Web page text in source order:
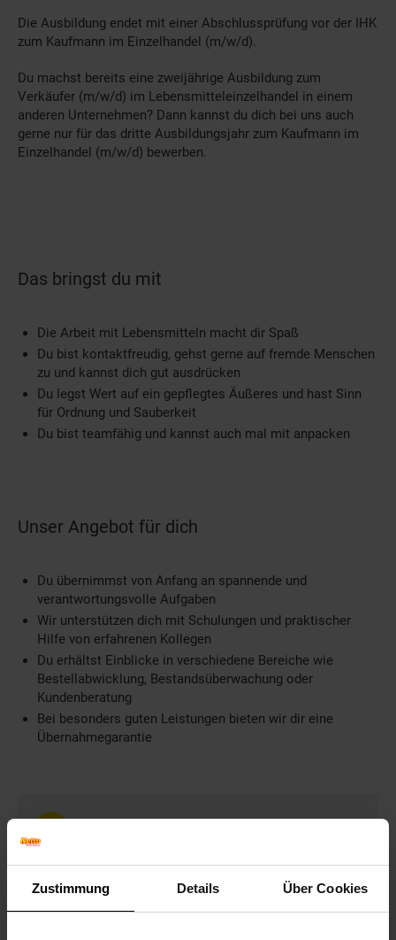
Zustimmung Details Über Cookies
Die Ausbildung endet mit einer Abschlussprüfung vor der IHK
zum Kaufmann im Einzelhandel (m/w/d).
Du machst bereits eine zweijährige Ausbildung zum
Verkäufer (m/w/d) im Lebensmitteleinzelhandel in einem
anderen Unternehmen? Dann kannst du dich bei uns auch
gerne nur für das dritte Ausbildungsjahr zum Kaufmann im
Einzelhandel (m/w/d) bewerben.
Das bringst du mit
Die Arbeit mit Lebensmitteln macht dir Spaß
Du bist kontaktfreudig, gehst gerne auf fremde Menschen
zu und kannst dich gut ausdrücken
Du legst Wert auf ein gepflegtes Äußeres und hast Sinn
für Ordnung und Sauberkeit
Du bist teamfähig und kannst auch mal mit anpacken
Unser Angebot für dich
Du übernimmst von Anfang an spannende und
verantwortungsvolle Aufgaben
Wir unterstützen dich mit Schulungen und praktischer
Hilfe von erfahrenen Kollegen
Du erhältst Einblicke in verschiedene Bereiche wie
Bestellabwicklung, Bestandsüberwachung oder
Kundenberatung
Bei besonders guten Leistungen bieten wir dir eine
Übernahmegarantie
Information und Bewerbung
Ausbildungsdauer: 3 Jahre